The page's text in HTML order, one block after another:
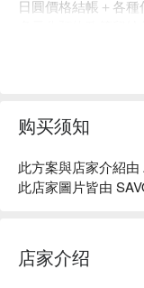
日圓價格結帳＋各
购买须知
此方案與店家介紹
此店家圖片皆由
店家介绍